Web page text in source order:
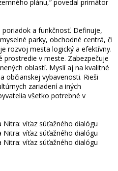
plánu,“ povedal primátor
a funkčnosť. Definuje,
parky, obchodné centrá, či
rozvoj mesta logický a efektívny.
prostredie v meste. Zabezpečuje
oblastí. Myslí aj na kvalitné
občianskej vybavenosti. Rieši
zariadení a iných
všetko potrebné v